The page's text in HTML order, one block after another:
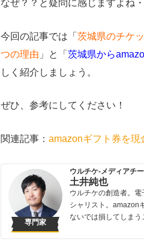
なぜ？？と疑問に感じますよね
今回の記事では「 茨城県のチケ
つの理由 」と「 茨城県から
しく紹介しましょう。
ぜひ、参考にしてください！
関連記事： amazonギフト券を
専門家
ウルチケ-メディアチ
土井純也
ウルチケの創造者。
シャリスト。amazon
ないでは損してしまう